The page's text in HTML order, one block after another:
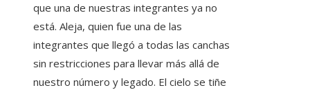
que una de nuestras integrantes ya no
está. Aleja, quien fue una de las
integrantes que llegó a todas las canchas
sin restricciones para llevar más allá de
nuestro número y legado. El cielo se tiñe